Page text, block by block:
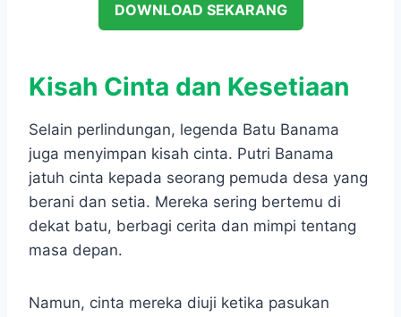
DOWNLOAD SEKARANG
Kisah Cinta dan Kesetiaan
Selain perlindungan, legenda Batu Banama
juga menyimpan kisah cinta. Putri Banama
jatuh cinta kepada seorang pemuda desa yang
berani dan setia. Mereka sering bertemu di
dekat batu, berbagi cerita dan mimpi tentang
masa depan.
Namun, cinta mereka diuji ketika pasukan